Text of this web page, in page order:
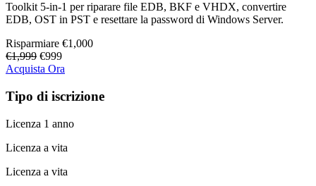
Toolkit 5-in-1 per riparare file EDB, BKF e VHDX, convertire
EDB, OST in PST e resettare la password di Windows Server.
Risparmiare €1,000
€1,999 €999
Acquista Ora
Tipo di iscrizione
Licenza 1 anno
Licenza a vita
Licenza a vita